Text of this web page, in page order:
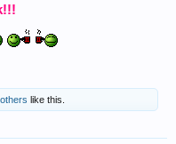
like this.